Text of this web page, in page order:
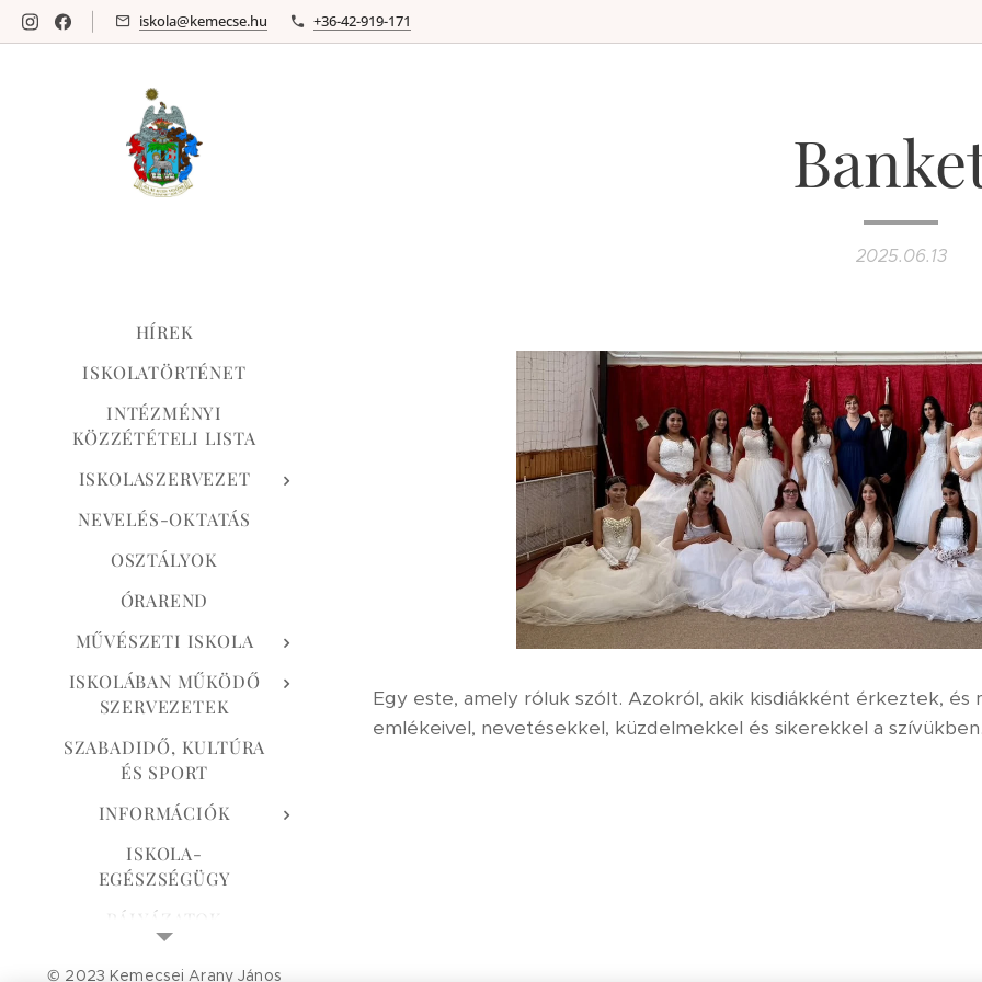
iskola@kemecse.hu +36-42-919-171
HÍREK
ISKOLATÖRTÉNET
INTÉZMÉNYI
KÖZZÉTÉTELI LISTA
ISKOLASZERVEZET
NEVELÉS-OKTATÁS
OSZTÁLYOK
ÓRAREND
MŰVÉSZETI ISKOLA
ISKOLÁBAN MŰKÖDŐ
SZERVEZETEK
SZABADIDŐ, KULTÚRA
ÉS SPORT
INFORMÁCIÓK
ISKOLA-
EGÉSZSÉGÜGY
PÁLYÁZATOK
2025.06.13
Egy este, amely róluk szólt. Azokról, akik kisdiákként érkeztek,
emlékeivel, nevetésekkel, küzdelmekkel és sikerekkel a
© 2023 Kemecsei Arany János